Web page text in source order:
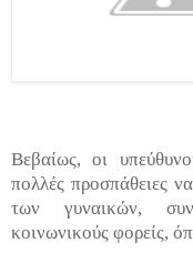
Βεβαίως, οι
πολλές προσπάθειες
των γυναικών,
κοινωνικούς φορείς,